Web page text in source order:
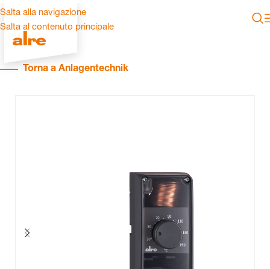
Salta alla navigazione
Salta al contenuto principale
Torna a Anlagentechnik